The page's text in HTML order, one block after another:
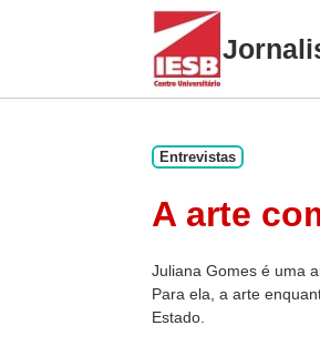
Entrevistas
A arte
Juliana Gomes é uma
Para ela, a arte
Estado.